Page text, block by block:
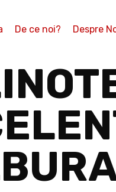
De ce noi? Despre